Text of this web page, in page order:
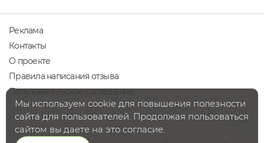
Реклама
Контакты
О проекте
Правила написания отзыва
Пользовательское соглашение
Мы используем cookie для повышения полезности
сайта для пользователей. Продолжая пользоваться
сайтом вы даете на это согласие.